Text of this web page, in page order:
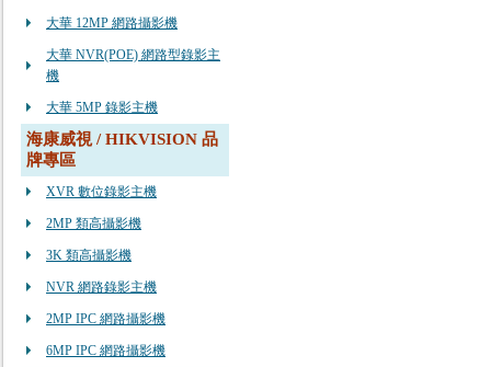
大華 12MP 網路攝影機
大華 NVR(POE) 網路型錄影主
機
大華 5MP 錄影主機
海康威視 / HIKVISION 品
牌專區
XVR 數位錄影主機
2MP 類高攝影機
3K 類高攝影機
NVR 網路錄影主機
2MP IPC 網路攝影機
6MP IPC 網路攝影機